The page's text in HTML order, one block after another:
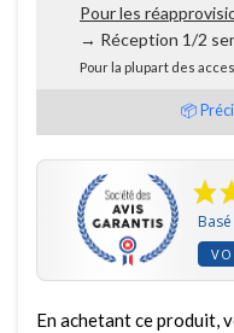
Pour les
→ Réception 1/2
Pour la plupart des
📦
En achetant ce produit,